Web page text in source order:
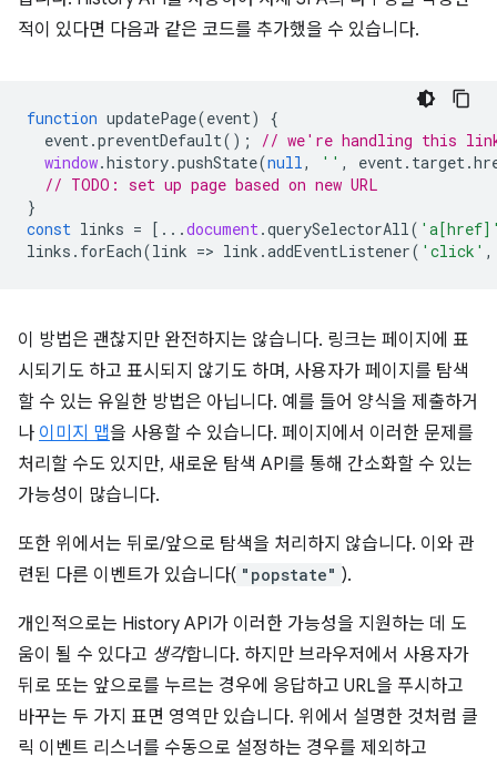
적이 있다면 다음과 같은 코드를 추가했을 수 있습니다.
function updatePage(event)
{
event.preventDefault();
// we're handling this
window.history.pushState(null, '' , event. target.
// TODO: set up page based on new URL
}
const links = [...document.querySelectorAll(
links . forEach(link => link .addEventListener( 'click' ,
이 방법은 괜찮지만 완전하지는 않습니다. 링크는 페이지에 표
시되기도 하고 표시되지 않기도 하며, 사용자가 페이지를 탐색
할 수 있는 유일한 방법은 아닙니다. 예를 들어 양식을 제출하거
나 이미지 맵을 사용할 수 있습니다. 페이지에서 이러한 문제를
처리할 수도 있지만, 새로운 탐색 API를 통해 간소화할 수 있는
가능성이 많습니다.
또한 위에서는 뒤로/앞으로 탐색을 처리하지 않습니다. 이와 관
련된 다른 이벤트가 있습니다( "popstate" ).
개인적으로는 History API가 이러한 가능성을 지원하는 데 도
움이 될 수 있다고 생각합니다. 하지만 브라우저에서 사용자가
뒤로 또는 앞으로를 누르는 경우에 응답하고 URL을 푸시하고
바꾸는 두 가지 표면 영역만 있습니다. 위에서 설명한 것처럼 클
릭 이벤트 리스너를 수동으로 설정하는 경우를 제외하고